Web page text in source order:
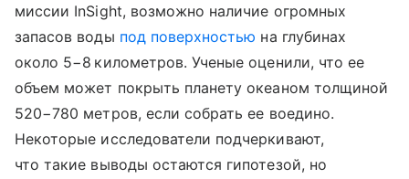
миссии InSight, возможно наличие огромных
запасов воды под поверхностью на глубинах
около 5−8 километров. Ученые оценили, что ее
объем может покрыть планету океаном толщиной
520−780 метров, если собрать ее воедино.
Некоторые исследователи подчеркивают,
что такие выводы остаются гипотезой, но